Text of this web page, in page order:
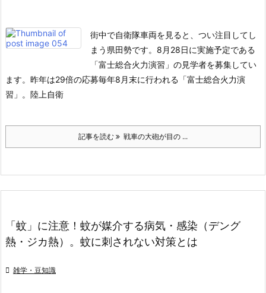
街中で自衛隊車両を見ると、つい注目してし
まう県田勢です。8月28日に実施予定である
「富士総合火力演習」の見学者を募集してい
ます。 昨年は29倍の応募毎年8月末に行われる「富士総合火力演
習」。 陸上自衛
記事を読む 戦車の大砲が目の ...
「蚊」に注意！蚊が媒介する病気・感染（デング
熱・ジカ熱）。蚊に刺されない対策とは
 雑学・豆知識